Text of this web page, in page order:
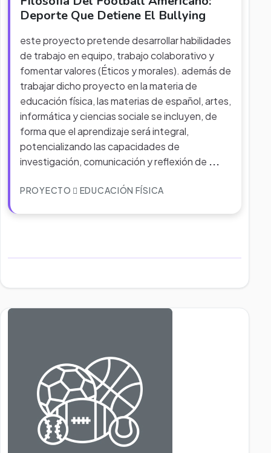
Deporte Que Detiene El Bullying
este proyecto pretende desarrollar habilidades
de trabajo en equipo, trabajo colaborativo y
fomentar valores (Éticos y morales). además de
trabajar dicho proyecto en la materia de
educación física, las materias de español, artes,
informática y ciencias sociale se incluyen, de
forma que el aprendizaje será integral,
potencializando las capacidades de
investigación, comunicación y reflexión de ...
PROYECTO EDUCACIÓN FÍSICA